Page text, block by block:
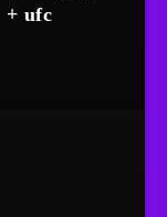
ufc + بیوگرافی و تکنیک های او